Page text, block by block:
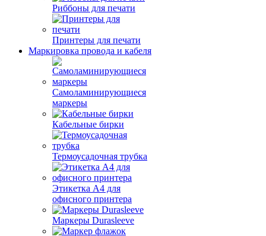
Риббоны для печати
Принтеры для печати
Маркировка провода и кабеля
Самоламинирующиеся
маркеры
Кабельные бирки
Термоусадочная трубка
Этикетка А4 для
офисного принтера
Маркеры Durasleeve